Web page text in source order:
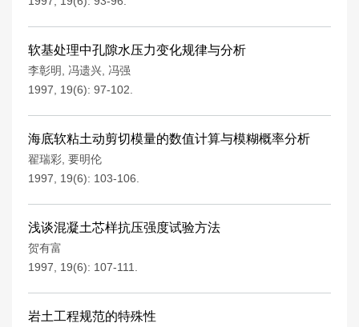
软基处理中孔隙水压力变化规律与分析
李彰明 冯遗兴 冯强
1997, 19(6): 97-102.
海底软粘土动剪切模量的数值计算与模糊概率分析
翟瑞彩 要明伦
1997, 19(6): 103-106.
浅谈混凝土芯样抗压强度试验方法
贺有富
1997, 19(6): 107-111.
岩土工程规范的特殊性